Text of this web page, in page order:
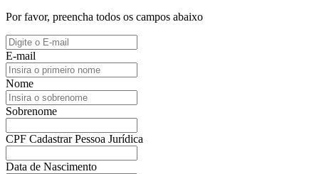
Por favor, preencha todos os campos abaixo
E-mail
Nome
Sobrenome
CPF Cadastrar Pessoa Jurídica
Data de Nascimento